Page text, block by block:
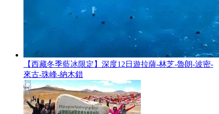
【西藏冬季藍冰限定】深度12日遊拉薩-林芝-魯朗-波密-
來古-珠峰-納木錯